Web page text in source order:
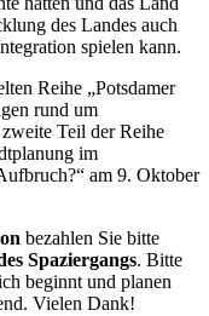
des Landes auch
spielen kann.
Reihe „Potsdamer
rund um
Teil der Reihe
im
am 9. Oktober
bezahlen Sie bitte
Spaziergangs. Bitte
beginnt und planen
Vielen Dank!